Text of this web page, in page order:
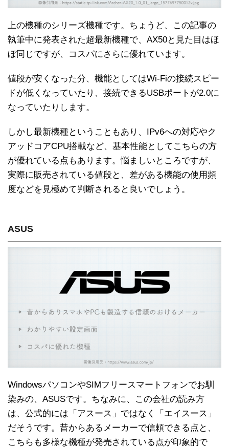
上の機種のシリーズ機種です。ちょうど、この記事の
執筆中に発表された超最新機種で、AX50と見た目はほ
ぼ同じですが、コスパにさらに優れています。
値段が安くなった分、機能としてはWi-Fiの接続スピー
ドが低くなっていたり、接続できるUSBポートが2.0に
なっていたりします。
しかし最新機種ということもあり、IPv6への対応やク
アッドコアCPU搭載など、基本性能としてこちらの方
が優れている点もあります。悩ましいところですが、
実際に販売されている値段と、差がある機能の使用頻
度などを見極めて判断されると良いでしょう。
ASUS
WindowsパソコンやSIMフリースマートフォンでお馴
染みの、ASUSです。ちなみに、この会社の読み方
は、公式的には「アスース」ではなく「エイスース」
だそうです。昔からあるメーカーで信頼できる点と、
こちらも多様な機種が発売されている点が印象的で